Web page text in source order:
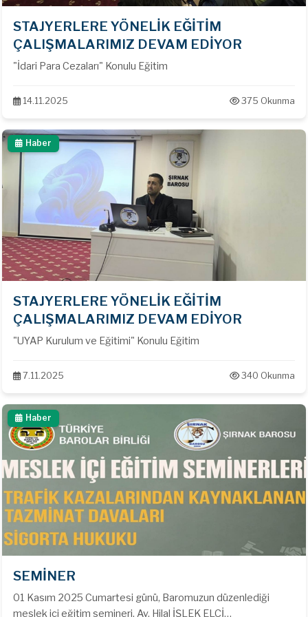
STAJYERLERE YÖNELİK EĞİTİM
ÇALIŞMALARIMIZ DEVAM EDİYOR
"İdari Para Cezaları" Konulu Eğitim
14.11.2025 375 Okunma
Haber
STAJYERLERE YÖNELİK EĞİTİM
ÇALIŞMALARIMIZ DEVAM EDİYOR
"UYAP Kurulum ve Eğitimi" Konulu Eğitim
7.11.2025 340 Okunma
Haber
SEMİNER
01 Kasım 2025 Cumartesi günü, Baromuzun düzenlediği
meslek içi eğitim semineri, Av. Hilal İŞLEK ELÇİ